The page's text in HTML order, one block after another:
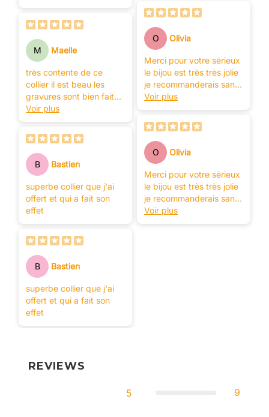
M Maelle
très contente de ce
collier il est beau les
gravures sont bien faite
merci
Voir plus
B Bastien
superbe collier que j'ai
offert et qui a fait son
effet
B Bastien
superbe collier que j'ai
offert et qui a fait son
effet
O Olivia
Merci pour votre sérieux
le bijou est très très jolie
je recommanderais sans
nul doutes
Voir plus
O Olivia
Merci pour votre sérieux
le bijou est très très jolie
je recommanderais sans
nul doutes
Voir plus
REVIEWS
5 9